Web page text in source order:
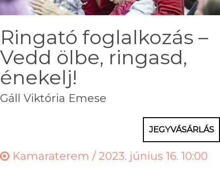
Ringató foglalkozás –
Vedd ölbe, ringasd,
énekelj!
Gáll Viktória Emese
JEGYVÁSÁRLÁS
Kamaraterem /2023. június 16. 10:00